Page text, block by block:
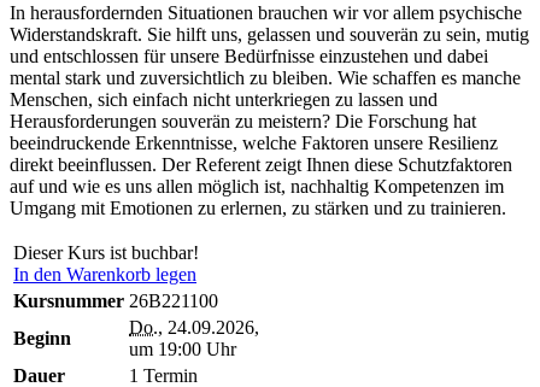
In herausfordernden Situationen brauchen wir vor allem psychische
Widerstandskraft. Sie hilft uns, gelassen und souverän zu sein, mutig
und entschlossen für unsere Bedürfnisse einzustehen und dabei
mental stark und zuversichtlich zu bleiben. Wie schaffen es manche
Menschen, sich einfach nicht unterkriegen zu lassen und
Herausforderungen souverän zu meistern? Die Forschung hat
beeindruckende Erkenntnisse, welche Faktoren unsere Resilienz
direkt beeinflussen. Der Referent zeigt Ihnen diese Schutzfaktoren
auf und wie es uns allen möglich ist, nachhaltig Kompetenzen im
Umgang mit Emotionen zu erlernen, zu stärken und zu trainieren.
Dieser Kurs ist buchbar!
In den Warenkorb legen
Kursnummer 26B221100
Beginn
Do., 24.09.2026,
um 19:00 Uhr
Dauer
1 Termin